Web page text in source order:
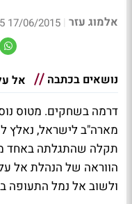
אלמוג עזר |
17/06/2015 19:25
נושאים בכתבה אל
דרמה בשחקים. מטוס
תקלה שהתגלתה באחד
הווראה של הנהלת אל
ולשוב אל נמל התעופה בן